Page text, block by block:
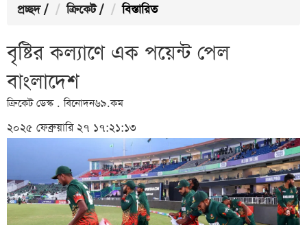
প্রচ্ছদ / ক্রিকেট / বিস্তারিত
বৃষ্টির কল্যাণে এক পয়েন্ট পেল
বাংলাদেশ
ক্রিকেট ডেস্ক . বিনোদন৬৯.কম
২০২৫ ফেব্রুয়ারি ২৭ ১৭:২১:১৩